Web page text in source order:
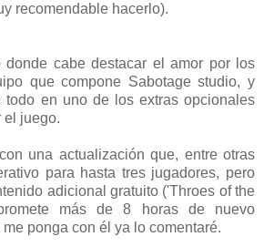
recomendable hacerlo).
donde cabe destacar el amor por los
que compone Sabotage studio, y
todo en uno de los extras opcionales
el juego.
una actualización que, entre otras
para hasta tres jugadores, pero
adicional gratuito ('Throes of the
más de 8 horas de nuevo
ponga con él ya lo comentaré.